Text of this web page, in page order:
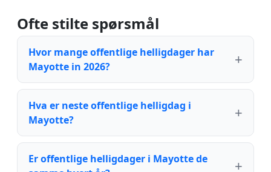
Ofte stilte spørsmål
Hvor mange offentlige helligdager har
Mayotte in 2026?
Hva er neste offentlige helligdag i
Mayotte?
Er offentlige helligdager i Mayotte de